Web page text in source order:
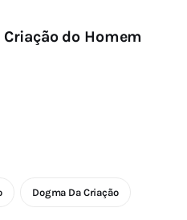
do Homem
Dogma Da Criação